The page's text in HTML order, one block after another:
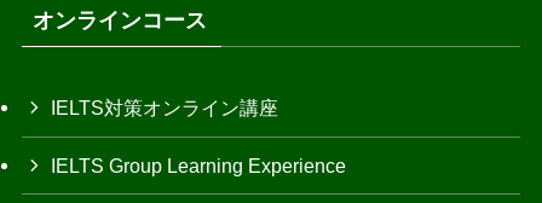
オンラインコース
IELTS対策オンライン講座
IELTS Group Learning Experience